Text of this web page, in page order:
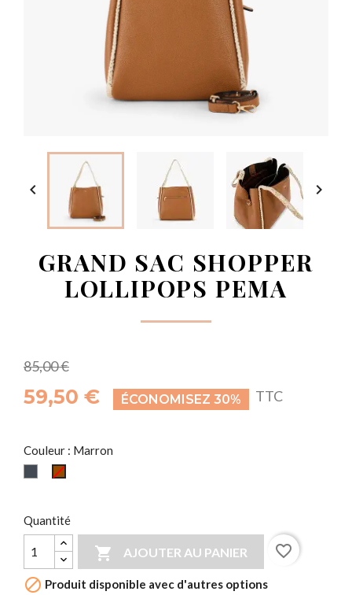
 
GRAND SAC SHOPPER
LOLLIPOPS PEMA
85,00 €
59,50 € ÉCONOMISEZ 30% TTC
Couleur : Marron
Noir
Quantité
 AJOUTER AU PANIER
favorite_border
 Produit disponible avec d'autres options